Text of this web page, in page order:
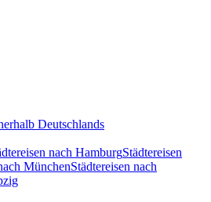
Deutschlands
nach HamburgStädtereisen
MünchenStädtereisen nach